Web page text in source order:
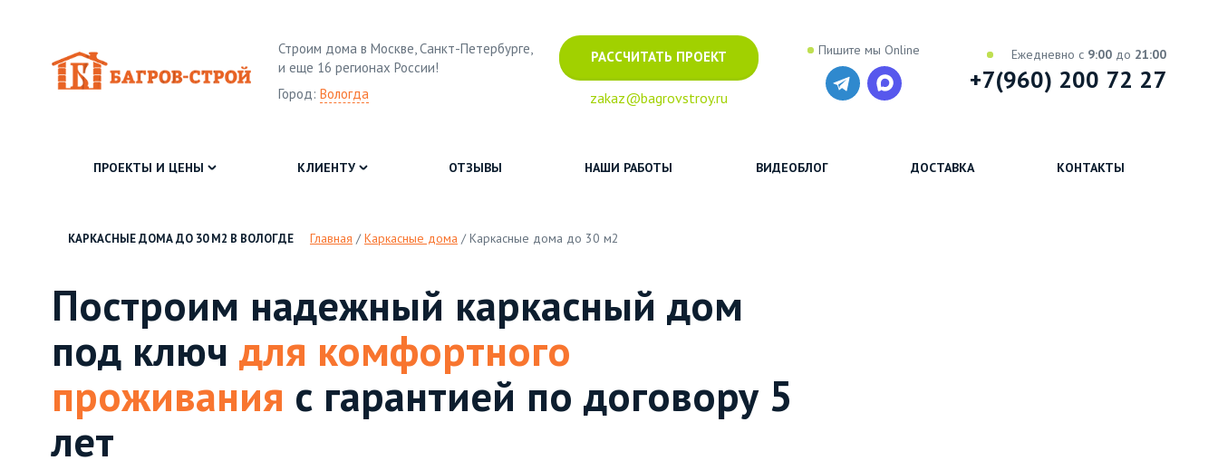
Строим дома в Москве, Санкт-Петербурге,
и еще 16 регионах России!
Город: Вологда
РАССЧИТАТЬ ПРОЕКТ
zakaz@bagrovstroy.ru
Пишите мы Online Ежедневно с 9:00 до 21:00
+7(960) 200 72 27
ПРОЕКТЫ И ЦЕНЫ КЛИЕНТУ ОТЗЫВЫ НАШИ РАБОТЫ ВИДЕОБЛОГ ДОСТАВКА КОНТАКТЫ
КАРКАСНЫЕ ДОМА ДО 30 М2 В ВОЛОГДЕ Главная /Каркасные дома /Каркасные дома до 30 м2
Построим надежный каркасный дом
под ключ для комфортного
проживания с гарантией по договору 5
лет